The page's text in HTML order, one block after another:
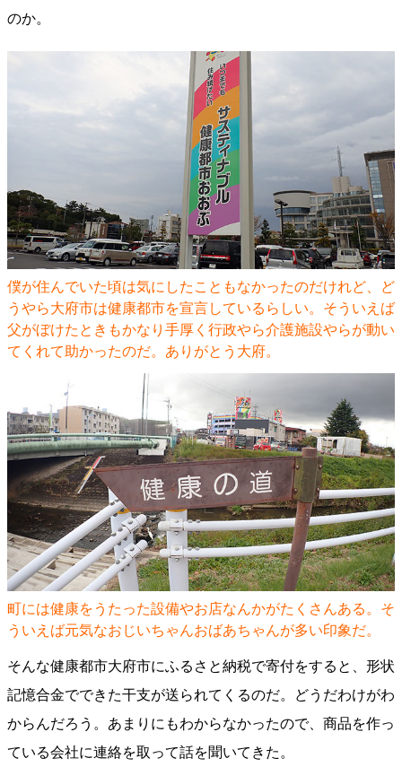
のか。
僕が住んでいた頃は気にしたこともなかったのだけれど、ど
うやら大府市は健康都市を宣言しているらしい。そういえば
父がぼけたときもかなり手厚く行政やら介護施設やらが動い
てくれて助かったのだ。ありがとう大府。
町には健康をうたった設備やお店なんかがたくさんある。そ
ういえば元気なおじいちゃんおばあちゃんが多い印象だ。
そんな健康都市大府市にふるさと納税で寄付をすると、形状
記憶合金でできた干支が送られてくるのだ。どうだわけがわ
からんだろう。あまりにもわからなかったので、商品を作っ
ている会社に連絡を取って話を聞いてきた。